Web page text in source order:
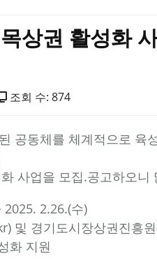
상권 활성화
조회 수: 874
공동체를 체계적으로
사업을 모집.공고하오
2025. 2.26.(수)
및 경기도시장상권진흥
화 지원